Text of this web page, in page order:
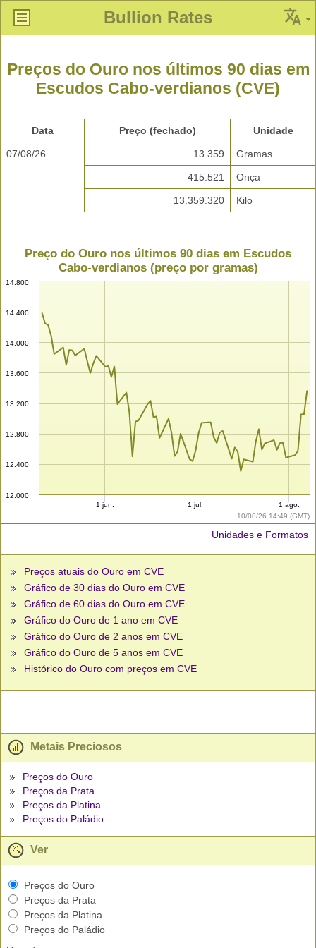
Bullion Rates
Preços do Ouro nos últimos 90 dias em
Escudos Cabo-verdianos (CVE)
Data Preço (fechado) Unidade
07/08/26 13.359 Gramas
415.521 Onça
13.359.320 Kilo
10/08/26 14:49 (GMT)
Preço do Ouro nos últimos 90 dias em Escudos
Cabo-verdianos (preço por gramas)
12.000
12.400
12.800
13.200
13.600
14.000
14.400
14.800
1 jun. 1 jul. 1 ago.
Unidades e Formatos
Preços atuais do Ouro em CVE
Gráfico de 30 dias do Ouro em CVE
Gráfico de 60 dias do Ouro em CVE
Gráfico do Ouro de 1 ano em CVE
Gráfico do Ouro de 2 anos em CVE
Gráfico do Ouro de 5 anos em CVE
Histórico do Ouro com preços em CVE
Metais Preciosos
Preços do Ouro
Preços da Prata
Preços da Platina
Preços do Paládio
Ver
Preços do Ouro
Preços da Prata
Preços da Platina
Preços do Paládio